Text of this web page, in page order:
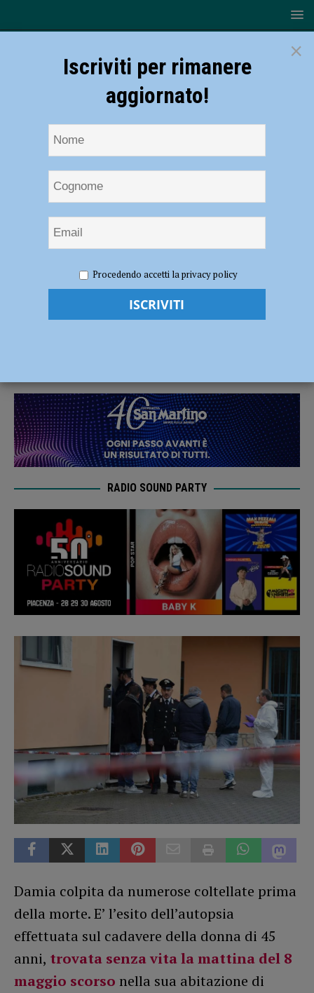
colpita con numerose coltellate, si attende l’interrogatorio del marito
Damia colpita con numerose coltellate, si
RADIO SOUND PARTY
Damia colpita da numerose coltellate prima
della morte. E’ l’esito dell’autopsia
effettuata sul cadavere della donna di 45
anni, trovata senza vita la mattina del 8
maggio scorso nella sua abitazione di
×
Iscriviti per rimanere
aggiornato!
Procedendo accetti la privacy policy